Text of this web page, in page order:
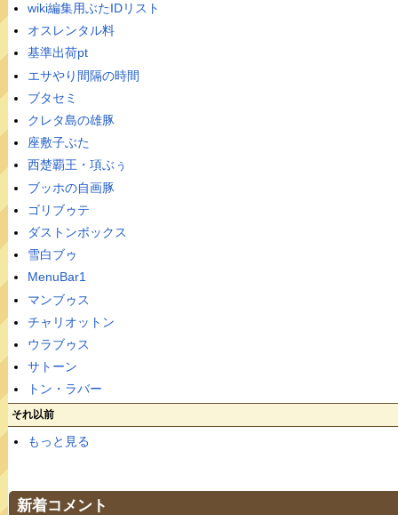
wiki編集用ぶたIDリスト
オスレンタル料
基準出荷pt
エサやり間隔の時間
ブタセミ
クレタ島の雄豚
座敷子ぶた
西楚覇王・項ぶぅ
ブッホの自画豚
ゴリブゥテ
ダストンボックス
雪白ブゥ
MenuBar1
マンブゥス
チャリオットン
ウラブゥス
サトーン
トン・ラバー
それ以前
もっと見る
新着コメント